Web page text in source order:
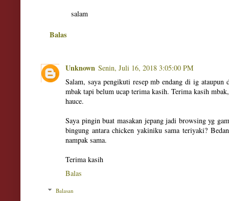
salam
Balas
Unknown Senin, Juli 16, 2018 3:05:00 PM
Salam, saya pengikuti resep mb endang di ig ataupun
mbak tapi belum ucap terima kasih. Terima kasih
hauce.
Saya pingin buat masakan jepang jadi browsing yg
bingung antara chicken yakiniku sama teriyaki?
nampak sama.
Terima kasih
Balas
Balasan